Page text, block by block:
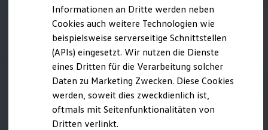
myVolkswagen
Software Updates
Service und Ersatzteile
Inspektion und HU/AU
Reparaturen und Checks
Motorenöl und Flüssigkeiten
Räder und Reifen
Pannen- und Unfallhilfe
Economy Service
Volkswagen Teile
Zubehör
Modellspezifisches Zubehör
Informationen an Dritte werden neben
Cookies auch weitere Technologien wie
beispielsweise serverseitige Schnittstellen
(APIs) eingesetzt. Wir nutzen die Dienste
eines Dritten für die Verarbeitung solcher
Daten zu Marketing Zwecken. Diese Cookies
werden, soweit dies zweckdienlich ist,
oftmals mit Seitenfunktionalitäten von
Dritten verlinkt.